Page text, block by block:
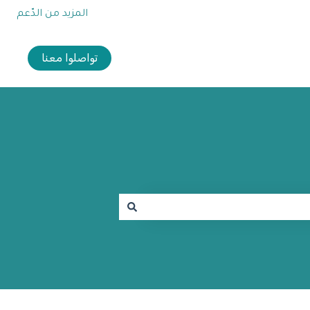
المزيد من الدّعم
تواصلوا معنا